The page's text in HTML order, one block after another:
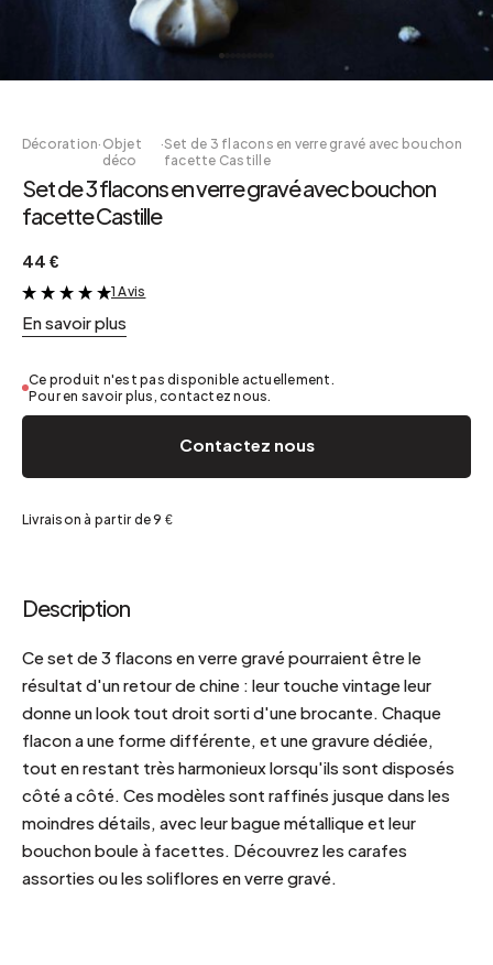
Décoration· Objet
déco
·Set de 3 flacons en verre gravé avec bouchon
facette Castille
Set de 3 flacons en verre gravé avec bouchon
facette Castille
44 €
&
1 Avis
En savoir plus
Ce produit n'est pas disponible actuellement.
Pour en savoir plus, contactez nous.
Contactez nous
Livraison à partir de 9 €
Description
Ce set de 3 flacons en verre gravé pourraient être le
résultat d'un retour de chine : leur touche vintage leur
donne un look tout droit sorti d'une brocante. Chaque
flacon a une forme différente, et une gravure dédiée,
tout en restant très harmonieux lorsqu'ils sont disposés
côté a côté. Ces modèles sont raffinés jusque dans les
moindres détails, avec leur bague métallique et leur
bouchon boule à facettes. Découvrez les carafes
assorties ou les soliflores en verre gravé.